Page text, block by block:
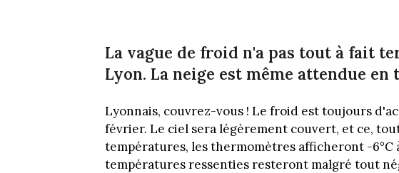
La vague de froid n'a pas tout à fait
Lyon. La neige est même attendue
Lyonnais, couvrez-vous ! Le froid est toujours
février. Le ciel sera légèrement couvert, et ce,
températures, les thermomètres afficheront -6°C à
températures ressenties resteront malgré tout